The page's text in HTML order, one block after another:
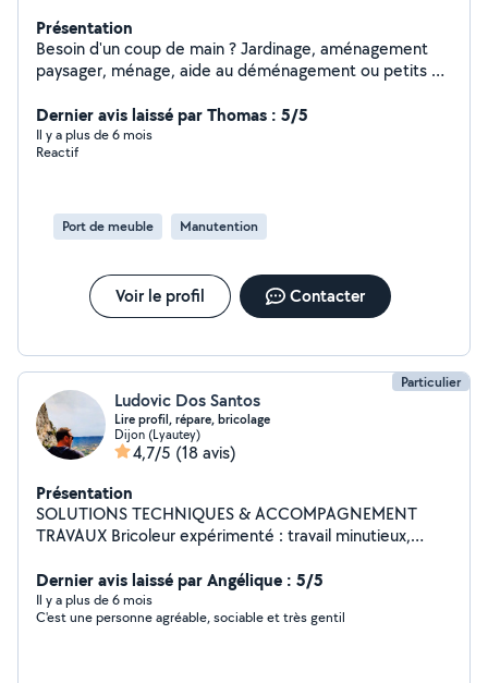
Présentation
Besoin d'un coup de main ? Jardinage, aménagement
paysager, ménage, aide au déménagement ou petits et
et toujours de bonne humeur. Mon objectif : vous
simplifier la vie, en vous apportant un service sérieux et
convivial.
Dernier avis laissé par Thomas : 5/5
Il y a plus de 6 mois
Reactif
Port de meuble Manutention
Voir le profil Contacter
Particulier
Ludovic Dos Santos
Lire profil, répare, bricolage
Dijon (Lyautey)
4,7/5 (18 avis)
Présentation
SOLUTIONS TECHNIQUES & ACCOMPAGNEMENT
TRAVAUX Bricoleur expérimenté : travail minutieux,
Transmission de savoir : accompagnement pour vous
transmettre les techniques et l'autonomie. Apprenez les
bons gestes, gagnez en confiance et en créativité.
Dernier avis laissé par Angélique : 5/5
Il y a plus de 6 mois
C'est une personne agréable, sociable et très gentil